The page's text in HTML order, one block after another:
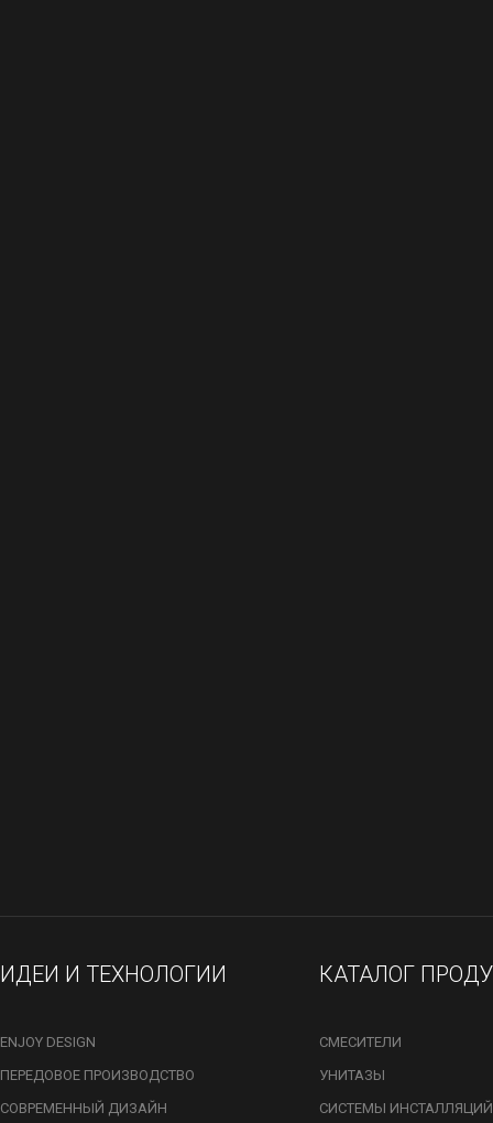
ИДЕИ И ТЕХНОЛОГИИ
ENJOY DESIGN
ПЕРЕДОВОЕ ПРОИЗВОДСТВО
СОВРЕМЕННЫЙ ДИЗАЙН
КАТАЛОГ
СМЕСИТЕЛИ
УНИТАЗЫ
СИСТЕМЫ ИНСТАЛЛЯЦИЙ